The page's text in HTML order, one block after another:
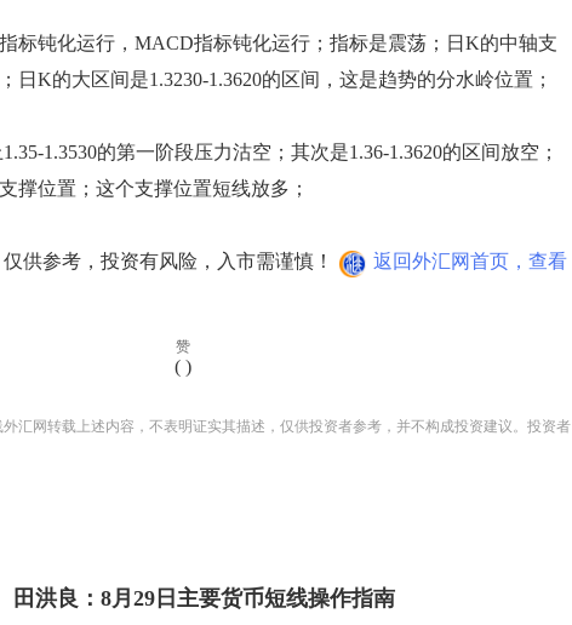
钝化运行，MACD指标钝化运行；指标是震荡；日K的中轴支
日K的大区间是1.3230-1.3620的区间，这是趋势的分水岭位置；
1.3530的第一阶段压力沽空；其次是1.36-1.3620的区间放空；
撑位置；这个支撑位置短线放多；
参考，投资有风险，入市需谨慎！
返回外汇网首页，查看
赞
( )
汇网转载上述内容，不表明证实其描述，仅供投资者参考，并不构成投资建议。投资者
田洪良：8月29日主要货币短线操作指南